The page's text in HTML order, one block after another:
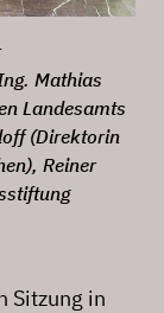
Mathias
Landesamts
(Direktorin
Reiner
Sitzung in